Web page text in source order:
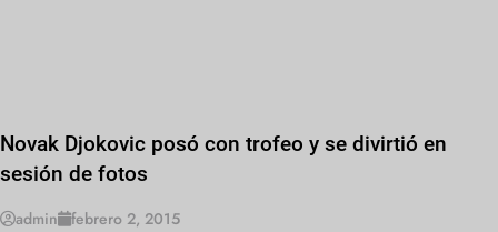
Novak Djokovic posó con trofeo y se divirtió en
sesión de fotos
admin febrero 2, 2015